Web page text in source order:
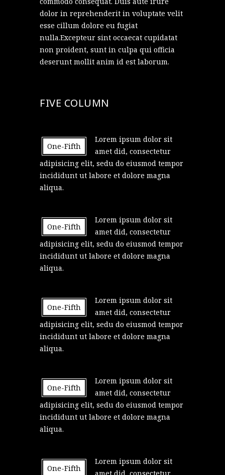
dolor in reprehenderit in voluptate velit
esse cillum dolore eu fugiat
nulla.Excepteur sint occaecat cupidatat
non proident, sunt in culpa qui officia
deserunt mollit anim id est laborum.
FIVE COLUMN
One-Fifth
Lorem ipsum dolor sit
amet did, consectetur
adipisicing elit, sedu do eiusmod tempor
incididunt ut labore et dolore magna
aliqua.
One-Fifth
Lorem ipsum dolor sit
amet did, consectetur
adipisicing elit, sedu do eiusmod tempor
incididunt ut labore et dolore magna
aliqua.
One-Fifth
Lorem ipsum dolor sit
amet did, consectetur
adipisicing elit, sedu do eiusmod tempor
incididunt ut labore et dolore magna
aliqua.
One-Fifth
Lorem ipsum dolor sit
amet did, consectetur
adipisicing elit, sedu do eiusmod tempor
incididunt ut labore et dolore magna
aliqua.
One-Fifth
Lorem ipsum dolor sit